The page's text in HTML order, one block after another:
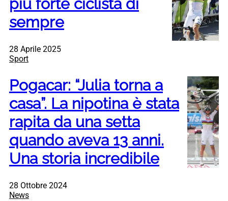
più forte ciclista di
sempre
28 Aprile 2025
Sport
Pogacar: “Julia torna a
casa”. La nipotina è stata
rapita da una setta
quando aveva 13 anni.
Una storia incredibile
28 Ottobre 2024
News